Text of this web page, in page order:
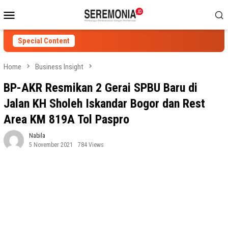
to
contentMenu
Special Content
Home Business Insight
BP-AKR Resmikan 2 Gerai SPBU Baru di
Jalan KH Sholeh Iskandar Bogor dan Rest
Area KM 819A Tol Paspro
Nabila
5 November 2021
784 Views